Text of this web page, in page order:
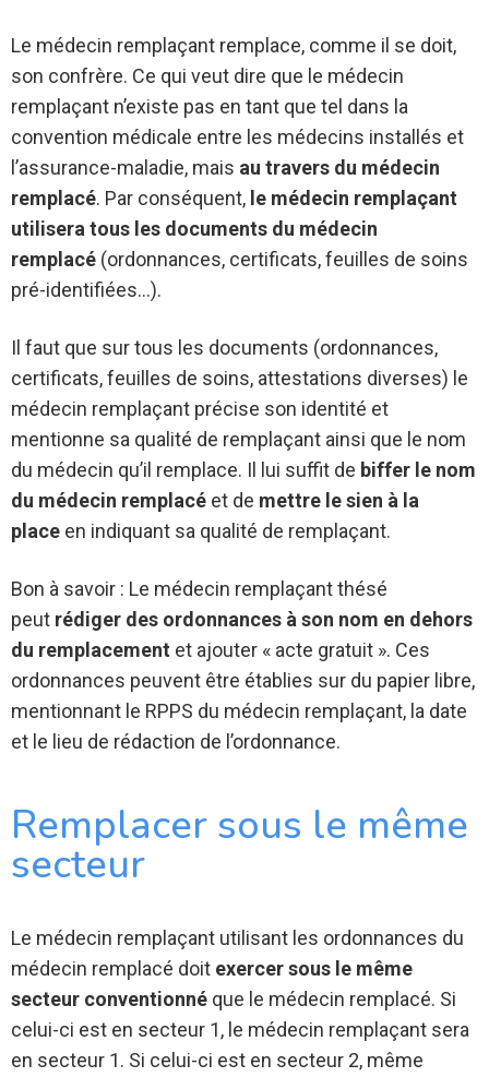
Le médecin remplaçant remplace, comme il se doit,
son confrère. Ce qui veut dire que le médecin
remplaçant n’existe pas en tant que tel dans la
convention médicale entre les médecins installés et
l’assurance-maladie, mais au travers du médecin
remplacé. Par conséquent, le médecin remplaçant
utilisera tous les documents du médecin
remplacé (ordonnances, certificats, feuilles de soins
pré-identifiées…).
Il faut que sur tous les documents (ordonnances,
certificats, feuilles de soins, attestations diverses) le
médecin remplaçant précise son identité et
mentionne sa qualité de remplaçant ainsi que le nom
du médecin qu’il remplace. Il lui suffit de biffer le nom
du médecin remplacé et de mettre le sien à la
place en indiquant sa qualité de remplaçant.
Bon à savoir : Le médecin remplaçant thésé
peut rédiger des ordonnances à son nom en dehors
du remplacement et ajouter « acte gratuit ». Ces
ordonnances peuvent être établies sur du papier libre,
mentionnant le RPPS du médecin remplaçant, la date
et le lieu de rédaction de l’ordonnance.
Remplacer sous le même
secteur
Le médecin remplaçant utilisant les ordonnances du
médecin remplacé doit exercer sous le même
secteur conventionné que le médecin remplacé. Si
celui-ci est en secteur 1, le médecin remplaçant sera
en secteur 1. Si celui-ci est en secteur 2, même